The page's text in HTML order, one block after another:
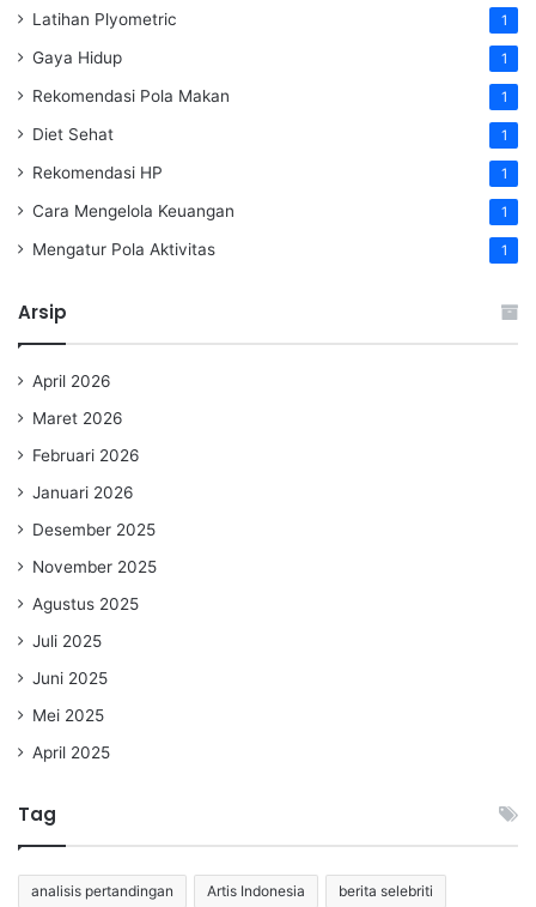
Latihan Plyometric 1
Gaya Hidup 1
Rekomendasi Pola Makan 1
Diet Sehat 1
Rekomendasi HP 1
Cara Mengelola Keuangan 1
Mengatur Pola Aktivitas 1
Arsip
April 2026
Maret 2026
Februari 2026
Januari 2026
Desember 2025
November 2025
Agustus 2025
Juli 2025
Juni 2025
Mei 2025
April 2025
Tag
analisis pertandingan Artis Indonesia berita selebriti